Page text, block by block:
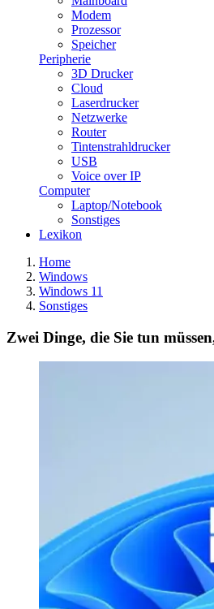
Modem
Prozessor
Speicher
Peripherie
3D Drucker
Cloud
Laserdrucker
Netzwerke
Router
Tintenstrahldrucker
USB
Voice over IP
Computer
Laptop/Notebook
Sonstiges
Lexikon
Home
Windows
Windows 11
Sonstiges
Zwei Dinge, die Sie tun